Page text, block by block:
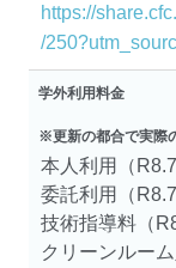
https://
/
学外利用料金
※更新の都合で実際
本人利用（
委託利用（
技術指導料（
クリーンルー